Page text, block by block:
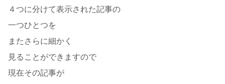
４つに分けて表示された記事の
一つひとつを
またさらに細かく
見ることができますので
現在その記事が